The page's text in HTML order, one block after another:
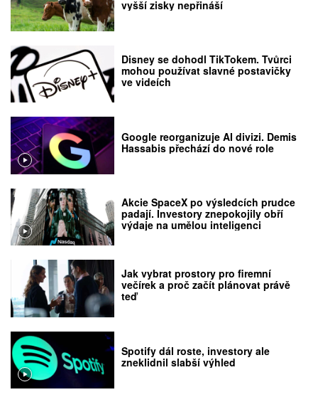
vyšší zisky nepřináší
Disney se dohodl TikTokem. Tvůrci
mohou používat slavné postavičky
ve videích
Google reorganizuje AI divizi. Demis
Hassabis přechází do nové role
Akcie SpaceX po výsledcích prudce
padají. Investory znepokojily obří
výdaje na umělou inteligenci
Jak vybrat prostory pro firemní
večírek a proč začít plánovat právě
teď
Spotify dál roste, investory ale
zneklidnil slabší výhled